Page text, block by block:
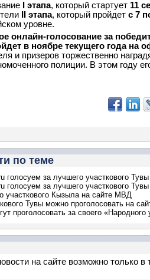
этапа, который стартует 11
этапа, который пройдет с 7
уровне.
онлайн-голосование за
в ноябре текущего года на
и призеров торжественно
полиции. В этом году
по теме
голосуем за лучшего участкового Тувы
голосуем за лучшего участкового Тувы
участкового Кызыла на сайте МВД
Тувы можно проголосовать на
проголосовать за своего «Народного
на сайте возможно только в